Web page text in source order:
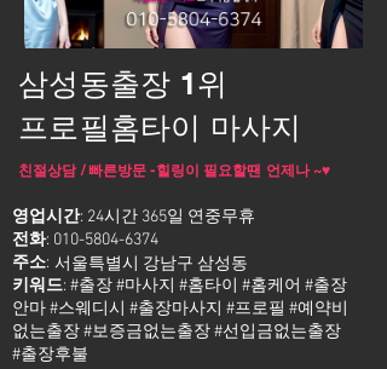
삼성동출장 1위
프로필홈타이 마사지
친절상담 / 빠른방문 -힐링이 필요할땐 언제나 ~♥
영업시간: 24시간 365일 연중무휴
전화: 010-5804-6374
주소:
키워드: #출장 #마사지 #홈타이 #홈케어 #출장
안마 #스웨디시 #출장마사지 #프로필 #예약비
없는출장 #보증금없는출장 #선입금없는출장
#출장후불
서울특별시 강남구 삼성동